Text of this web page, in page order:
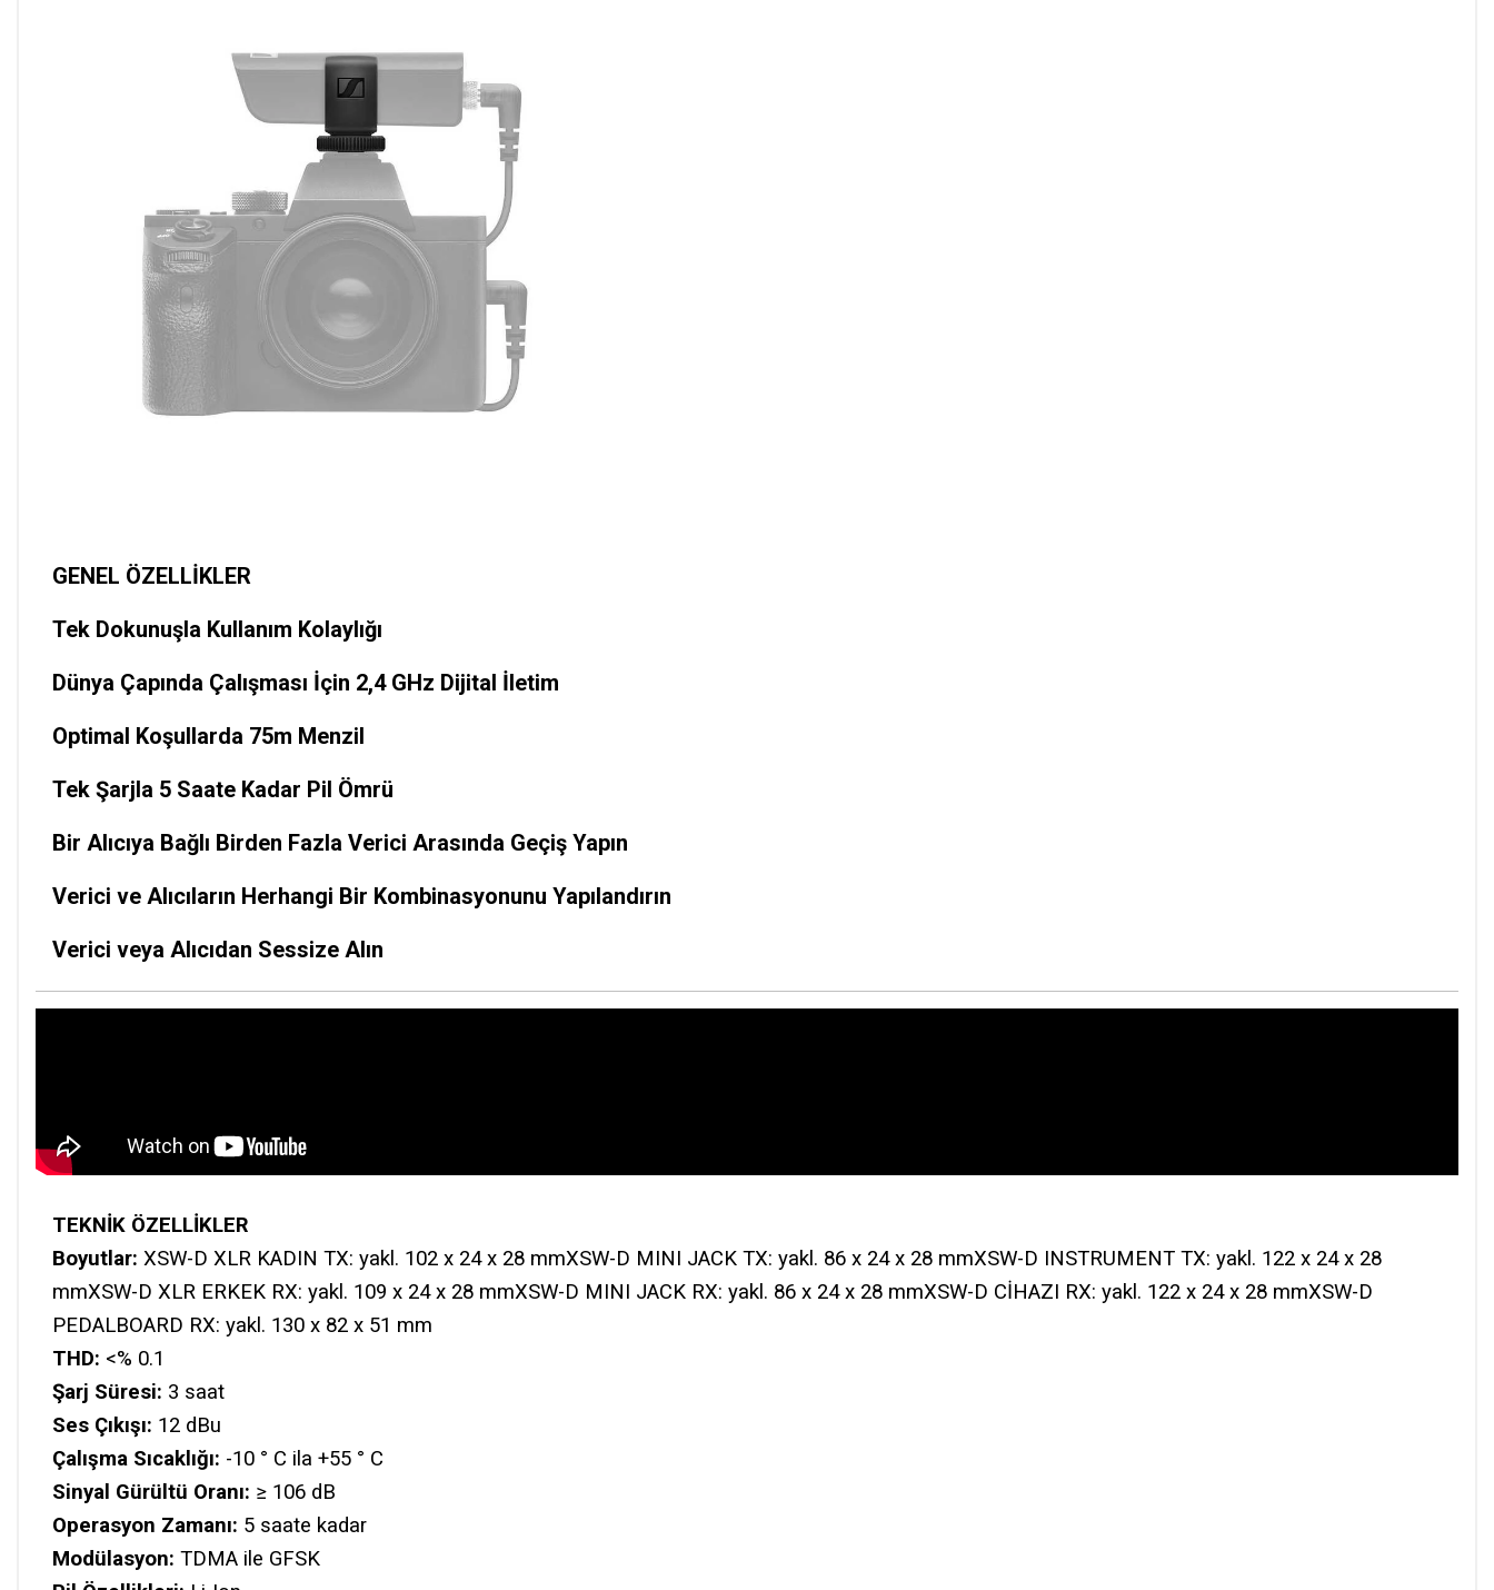
GENEL ÖZELLİKLER
Tek Dokunuşla Kullanım Kolaylığı
Dünya Çapında Çalışması İçin 2,4 GHz Dijital İletim
Optimal Koşullarda 75m Menzil
Tek Şarjla 5 Saate Kadar Pil Ömrü
Bir Alıcıya Bağlı Birden Fazla Verici Arasında Geçiş Yapın
Verici ve Alıcıların Herhangi Bir Kombinasyonunu Yapılandırın
Verici veya Alıcıdan Sessize Alın
TEKNİK ÖZELLİKLER
Boyutlar: XSW-D XLR KADIN TX: yakl. 102 x 24 x 28 mmXSW-D MINI JACK TX: yakl. 86 x 24 x 28 mmXSW-D INSTRUMENT TX: yakl. 122 x 24 x 28
mmXSW-D XLR ERKEK RX: yakl. 109 x 24 x 28 mmXSW-D MINI JACK RX: yakl. 86 x 24 x 28 mmXSW-D CİHAZI RX: yakl. 122 x 24 x 28 mmXSW-D
PEDALBOARD RX: yakl. 130 x 82 x 51 mm
THD: <% 0.1
Şarj Süresi: 3 saat
Ses Çıkışı: 12 dBu
Çalışma Sıcaklığı: -10 ° C ila +55 ° C
Sinyal Gürültü Oranı: ≥ 106 dB
Operasyon Zamanı: 5 saate kadar
Modülasyon: TDMA ile GFSK